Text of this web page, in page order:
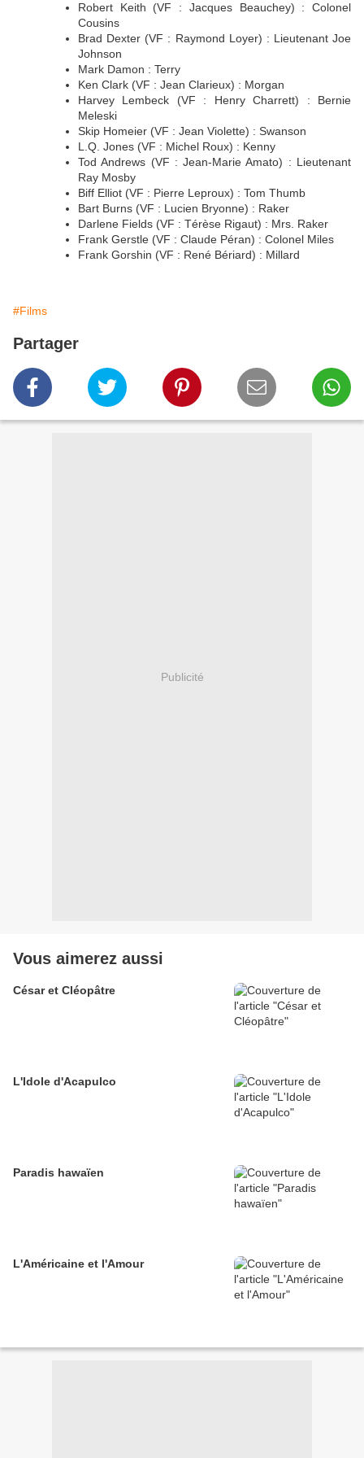
Robert Keith (VF : Jacques Beauchey) : Colonel
Cousins
Brad Dexter (VF : Raymond Loyer) : Lieutenant Joe
Johnson
Mark Damon : Terry
Ken Clark (VF : Jean Clarieux) : Morgan
Harvey Lembeck (VF : Henry Charrett) : Bernie
Meleski
Skip Homeier (VF : Jean Violette) : Swanson
L.Q. Jones (VF : Michel Roux) : Kenny
Tod Andrews (VF : Jean-Marie Amato) : Lieutenant
Ray Mosby
Biff Elliot (VF : Pierre Leproux) : Tom Thumb
Bart Burns (VF : Lucien Bryonne) : Raker
Darlene Fields (VF : Térèse Rigaut) : Mrs. Raker
Frank Gerstle (VF : Claude Péran) : Colonel Miles
Frank Gorshin (VF : René Bériard) : Millard
#Films
Partager
Publicité
Vous aimerez aussi
César et Cléopâtre
L'Idole d'Acapulco
Paradis hawaïen
L'Américaine et l'Amour